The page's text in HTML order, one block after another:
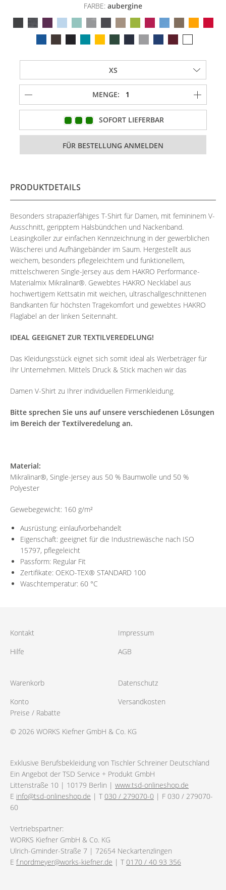
FARBE: aubergine
MENGE:
SOFORT LIEFERBAR
PRODUKTDETAILS
Besonders strapazierfähiges T-Shirt für Damen, mit femininem V-
Ausschnitt, geripptem Halsbündchen und Nackenband.
Leasingkoller zur einfachen Kennzeichnung in der gewerblichen
Wäscherei und Aufhängebänder im Saum. Hergestellt aus
weichem, besonders pflegeleichtem und funktionellem,
mittelschweren Single-Jersey aus dem HAKRO Performance-
Materialmix Mikralinar®. Gewebtes HAKRO Necklabel aus
hochwertigem Kettsatin mit weichen, ultraschallgeschnittenen
Bandkanten für höchsten Tragekomfort und gewebtes HAKRO
Flaglabel an der linken Seitennaht.
IDEAL GEEIGNET ZUR TEXTILVEREDELUNG!
Das Kleidungsstück eignet sich somit ideal als Werbeträger für
Ihr Unternehmen. Mittels Druck & Stick machen wir das
Damen V-Shirt zu Ihrer individuellen Firmenkleidung.
Bitte sprechen Sie uns auf unsere verschiedenen Lösungen
im Bereich der Textilveredelung an.
Material:
Mikralinar®, Single-Jersey aus 50 % Baumwolle und 50 %
Polyester
Gewebegewicht: 160 g/m²
Ausrüstung: einlaufvorbehandelt
Eigenschaft: geeignet für die Industriewäsche nach ISO
15797, pflegeleicht
Passform: Regular Fit
Zertifikate: OEKO-TEX® STANDARD 100
Waschtemperatur: 60 °C
Kontakt
Hilfe
Impressum
AGB
Warenkorb
Konto
Datenschutz
Versandkosten
Preise / Rabatte
© 2026 WORKS Kiefner GmbH & Co. KG
Exklusive Berufsbekleidung von Tischler Schreiner Deutschland
Ein Angebot der TSD Service + Produkt GmbH
Littenstraße 10 | 10179 Berlin | www.tsd-onlineshop.de
E info@tsd-onlineshop.de | T030 / 279070-0 | F 030 / 279070-
60
Vertriebspartner:
WORKS Kiefner GmbH & Co. KG
Ulrich-Gminder-Straße 7 | 72654 Neckartenzlingen
E f.nordmeyer@works-kiefner.de | T0170 / 40 93 356